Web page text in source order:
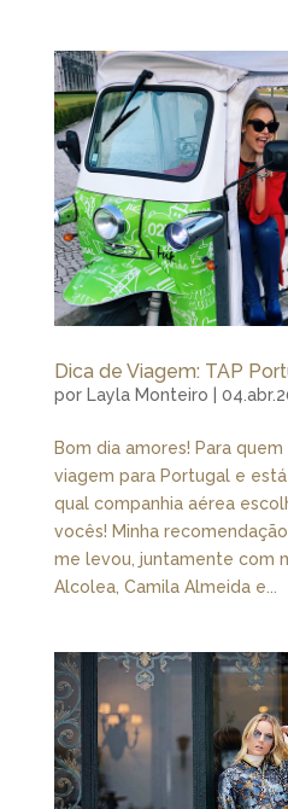
Dica de Viagem: TAP
por Layla Monteiro
Bom dia amores! Para
viagem para Portugal e
qual companhia aérea
vocês! Minha
me levou, juntamente com
Alcolea, Camila Almeida e...